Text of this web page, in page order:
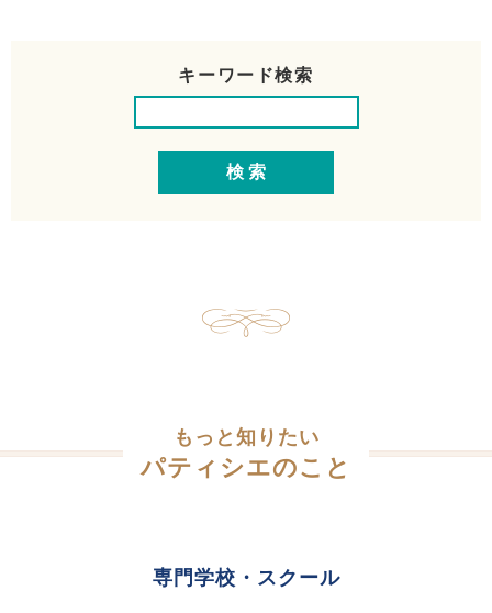
キーワード検索
もっと知りたい
パティシエのこと
専門学校・スクール